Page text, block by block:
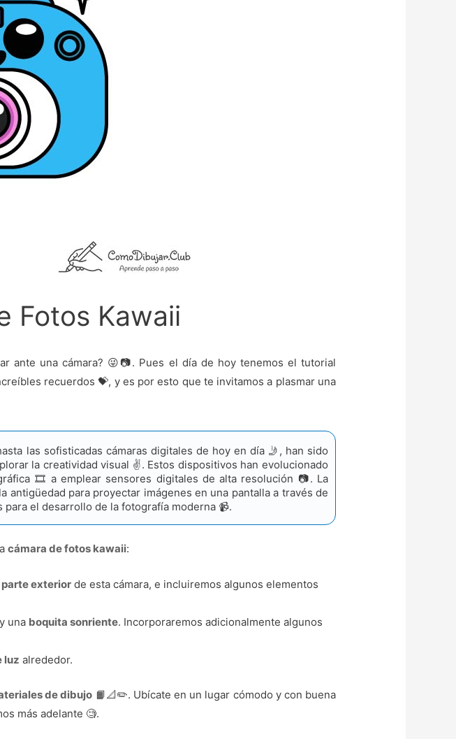
Fotos Kawaii
ante una cámara? 😜📷. Pues el día de hoy tenemos el tutorial
recuerdos 💝, y es por esto que te invitamos a plasmar una
las sofisticadas cámaras digitales de hoy en día 🤳, han sido
la creatividad visual ✌️. Estos dispositivos han evolucionado
🎞️ a emplear sensores digitales de alta resolución 📷. La
antigüedad para proyectar imágenes en una pantalla a través de
el desarrollo de la fotografía moderna 📹.
cámara de fotos kawaii:
parte exterior de esta cámara, e incluiremos algunos elementos
y una boquita sonriente. Incorporaremos adicionalmente algunos
luz alrededor.
de dibujo 📙📐✏️. Ubícate en un lugar cómodo y con buena
más adelante 🧐.